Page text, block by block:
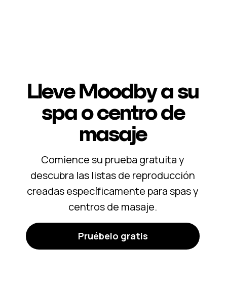
Lleve Moodby a su
spa o centro de
masaje
Comience su prueba gratuita y
descubra las listas de reproducción
creadas específicamente para spas y
centros de masaje.
Pruébelo gratis